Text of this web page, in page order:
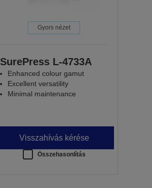
Gyors nézet
SurePress L-4733A
Enhanced colour gamut
Excellent versatility
Minimal maintenance
Visszahívás kérése
Összehasonlítás